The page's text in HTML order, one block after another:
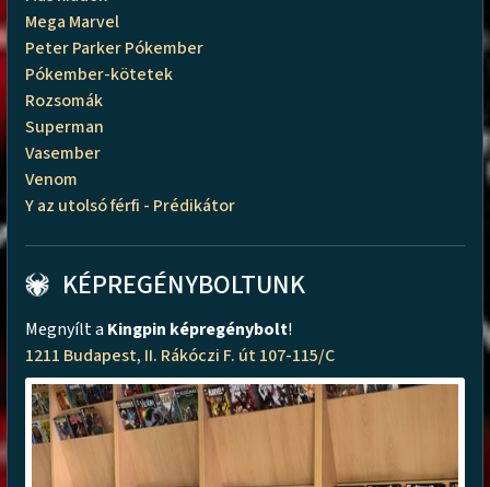
Mega Marvel
Peter Parker Pókember
Pókember-kötetek
Rozsomák
Superman
Vasember
Venom
Y az utolsó férfi - Prédikátor
KÉPREGÉNYBOLTUNK
Megnyílt a Kingpin képregénybolt!
1211 Budapest, II. Rákóczi F. út 107-115/C